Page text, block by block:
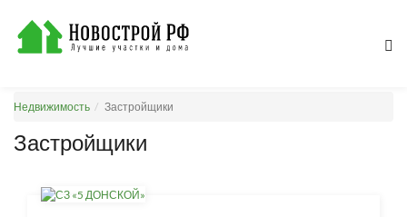
Недвижимость Застройщики
Застройщики